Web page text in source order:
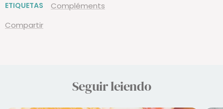
ETIQUETAS
Compléments
Compartir
Seguir leiendo